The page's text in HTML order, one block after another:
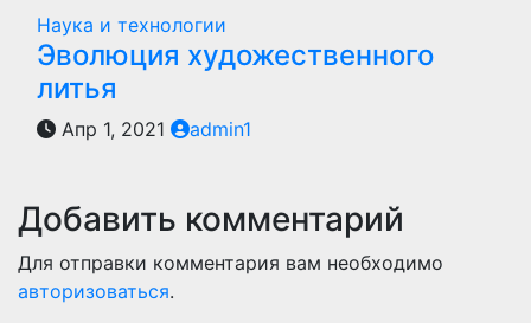
Наука и технологии
Эволюция художественного
литья
Апр 1, 2021 admin1
Добавить комментарий
Для отправки комментария вам необходимо
авторизоваться.